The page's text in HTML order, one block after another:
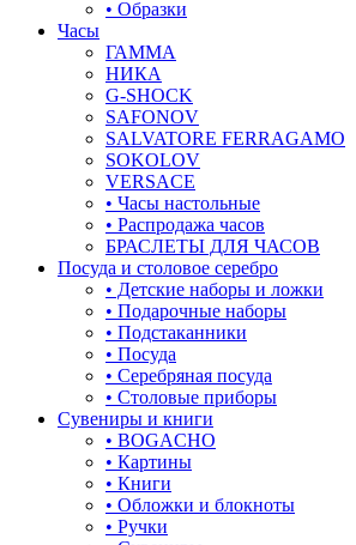
лягушки
медведь
музыка
мышки
обереги
один камень
под гравировку
подкова
предметы
прямоугольник
• Образки
Часы
ГАММА
НИКА
G-SHOCK
SAFONOV
SALVATORE FERRAGAMO
SOKOLOV
VERSACE
• Часы настольные
• Распродажа часов
БРАСЛЕТЫ ДЛЯ ЧАСОВ
Посуда и столовое серебро
• Детские наборы и ложки
• Подарочные наборы
• Подстаканники
• Посуда
• Серебряная посуда
• Столовые приборы
Сувениры и книги
• BOGACHO
• Картины
• Книги
• Обложки и блокноты
• Ручки